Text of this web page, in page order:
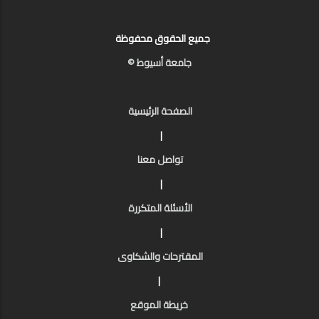
جميع الحقوق محفوظة
جامعة أسيوط ©
الصفحة الرئيسية
|
تواصل معنا
|
الأسئلة المتكررة
|
المقترحات والشكاوى
|
خريطة الموقع